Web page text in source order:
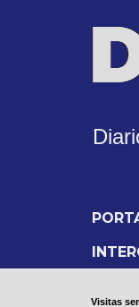
Visitas